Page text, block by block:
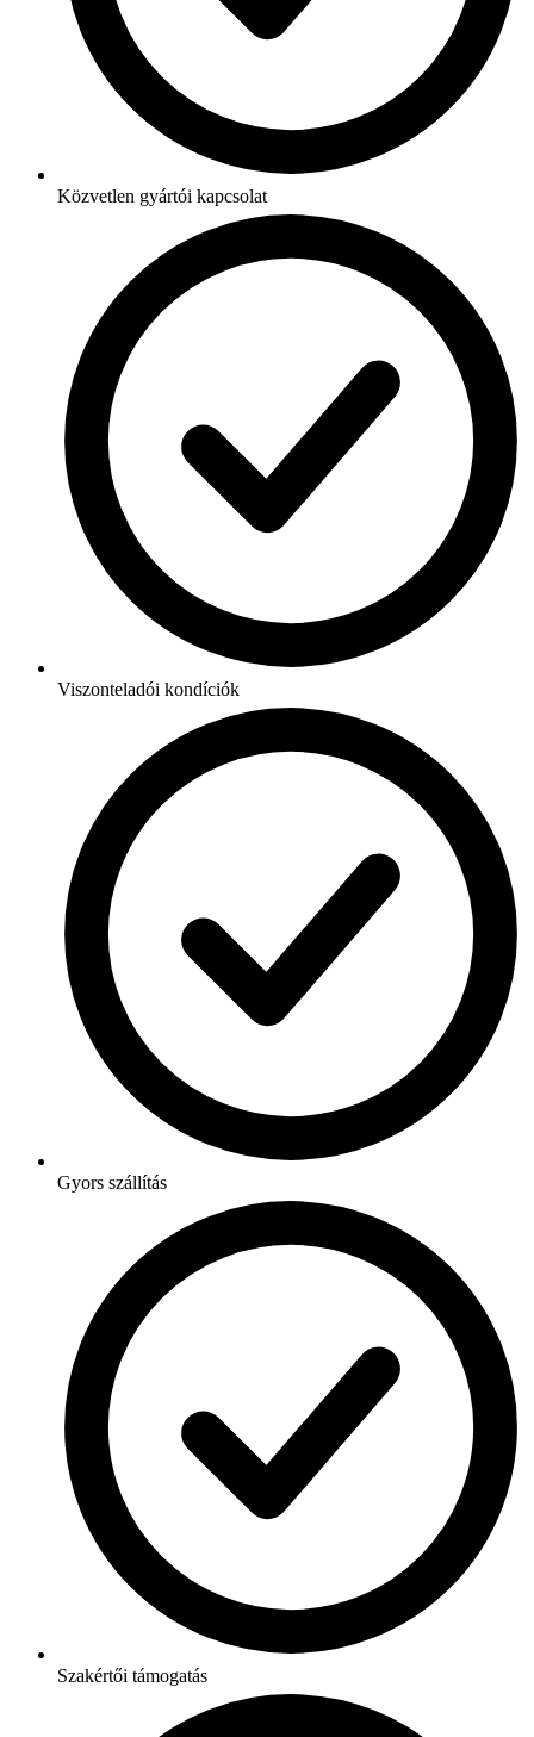
Közvetlen gyártói kapcsolat
Viszonteladói kondíciók
Gyors szállítás
Szakértői támogatás